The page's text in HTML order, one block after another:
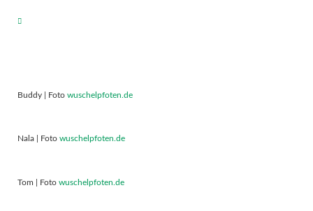
Buddy | Foto wuschelpfoten.de
Nala | Foto wuschelpfoten.de
Tom | Foto wuschelpfoten.de